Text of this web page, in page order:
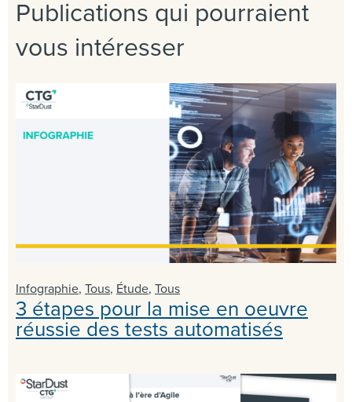
Publications qui pourraient
vous intéresser
Infographie, Tous, Étude, Tous
3 étapes pour la mise en oeuvre
réussie des tests automatisés